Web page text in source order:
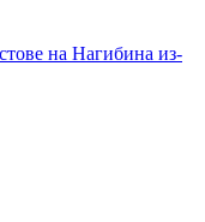
на Нагибина из-